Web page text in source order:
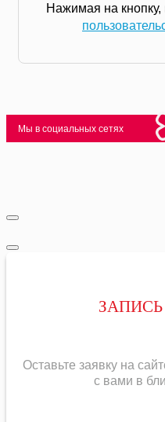
Нажимая на
Мы в социальных сетях
Оставьте заявку на
с вами в